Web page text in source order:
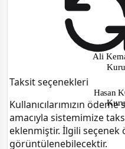
Taksit seçenekleri
Kullanıcılarımızın
amacıyla sistemimize
eklenmiştir. İlgili seçenek
görüntülenebilecektir.
Ali
Hasan